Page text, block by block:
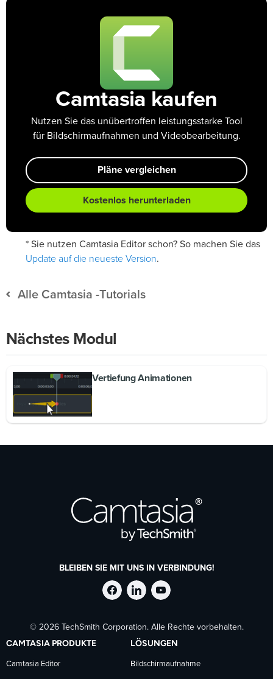
Camtasia kaufen
Nutzen Sie das unübertroffen leistungsstarke Tool
für Bildschirmaufnahmen und Videobearbeitung.
Pläne vergleichen
Kostenlos herunterladen
* Sie nutzen Camtasia Editor schon? So machen Sie das
Update auf die neueste Version.
Alle Camtasia -Tutorials
Nächstes Modul
Vertiefung Animationen
BLEIBEN SIE MIT UNS IN VERBINDUNG!
TechSmith
auf
Facebook
TechSmith
auf
LinkedIn
TechSmith
auf
YouTube
© 2026 TechSmith Corporation. Alle Rechte vorbehalten.
CAMTASIA PRODUKTE
Camtasia Editor
LÖSUNGEN
Bildschirmaufnahme